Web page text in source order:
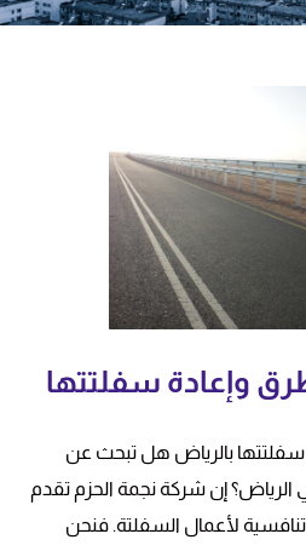
وإعادة سفلتتها
سفلتتها بالرياض هل تبحث عن
إن شركة نجمة الحزم تقدم
لأعمال السفلتة. فنحن